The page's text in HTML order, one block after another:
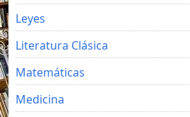
Leyes
Literatura Clásica
Matemáticas
Medicina